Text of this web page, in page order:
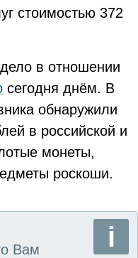
стоимостью 372
в отношении
сегодня днём. В
обнаружили
в российской и
монеты,
роскоши.
Вам